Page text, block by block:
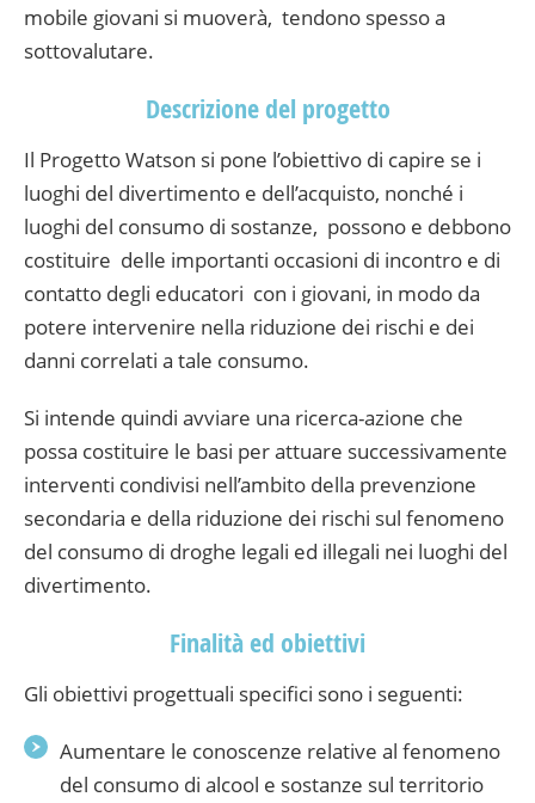
mobile giovani si muoverà, tendono spesso a
sottovalutare.
Descrizione del progetto
Il Progetto Watson si pone l’obiettivo di capire se i
luoghi del divertimento e dell’acquisto, nonché i
luoghi del consumo di sostanze, possono e debbono
costituire delle importanti occasioni di incontro e di
contatto degli educatori con i giovani, in modo da
potere intervenire nella riduzione dei rischi e dei
danni correlati a tale consumo.
Si intende quindi avviare una ricerca-azione che
possa costituire le basi per attuare successivamente
interventi condivisi nell’ambito della prevenzione
secondaria e della riduzione dei rischi sul fenomeno
del consumo di droghe legali ed illegali nei luoghi del
divertimento.
Finalità ed obiettivi
Gli obiettivi progettuali specifici sono i seguenti:
Aumentare le conoscenze relative al fenomeno
del consumo di alcool e sostanze sul territorio